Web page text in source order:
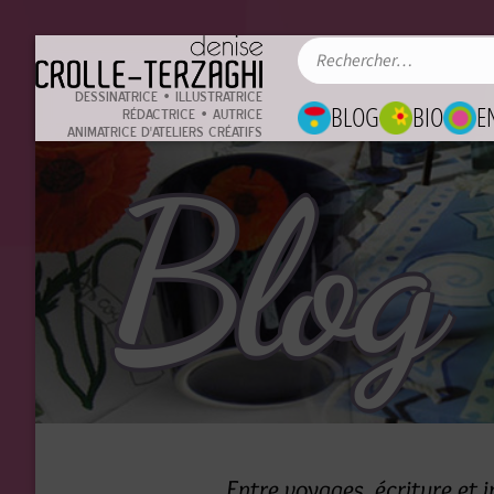
DESSINATRICE • ILLUSTRATRICE
RÉDACTRICE • AUTRICE
ANIMATRICE D'ATELIERS CRÉATIFS
BLOG BIO
Blog